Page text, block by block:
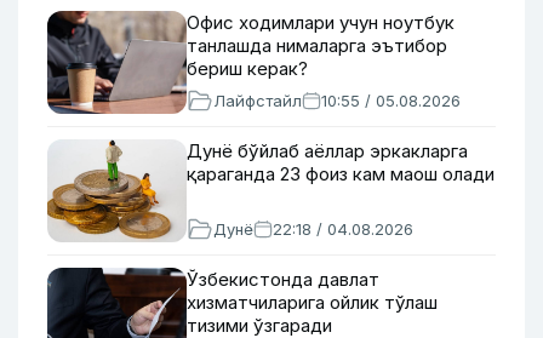
Офис ходимлари учун ноутбук
танлашда нималарга эътибор
бериш керак?
Лайфстайл 10:55 / 05.08.2026
Дунё бўйлаб аёллар эркакларга
қараганда 23 фоиз кам маош олади
Дунё 22:18 / 04.08.2026
Ўзбекистонда давлат
хизматчиларига ойлик тўлаш
тизими ўзгаради